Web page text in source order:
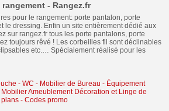
- Rangez.fr
pour le rangement: porte pantalon, porte
le dressing. Enfin un site entièrement dédié aux
sur rangez.fr tous les porte pantalons, porte
toujours rêvé ! Les corbeilles fil sont déclinables
etc.… Spécialement réalisé pour les
- WC - Mobilier de Bureau - Équipement
Mobilier Ameublement Décoration et Linge de
- Codes promo